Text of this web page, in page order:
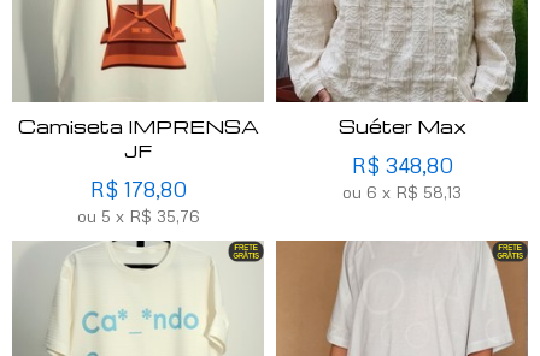
Camiseta IMPRENSA
JF
R$ 178,80
ou 5 x R$ 35,76
Suéter Max
R$ 348,80
ou 6 x R$ 58,13